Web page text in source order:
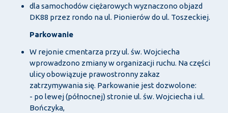
dla samochodów ciężarowych wyznaczono objazd
DK88 przez rondo na ul. Pionierów do ul. Toszeckiej.
Parkowanie
W rejonie cmentarza przy ul. św. Wojciecha
wprowadzono zmiany w organizacji ruchu. Na części
ulicy obowiązuje prawostronny zakaz
zatrzymywania się. Parkowanie jest dozwolone:
- po lewej (północnej) stronie ul. św. Wojciecha i ul.
Bończyka,